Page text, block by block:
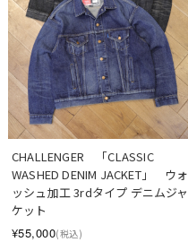
CHALLENGER　「CLASSIC
WASHED DENIM JACKET」　ウォ
ッシュ加工 3rdタイプ デニムジャ
ケット
¥55,000(税込)